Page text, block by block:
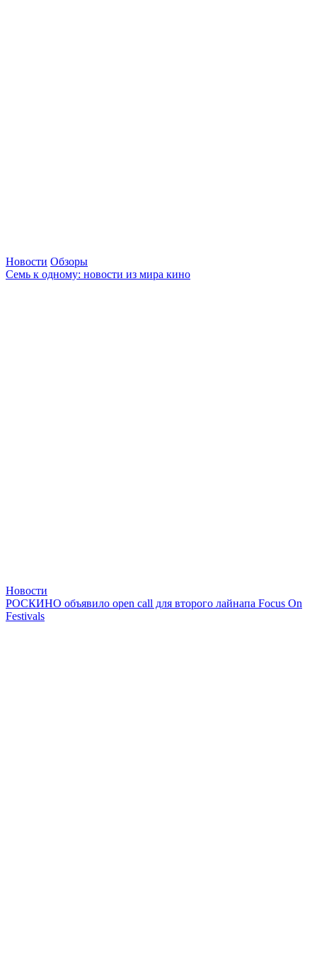
Новости Обзоры
Семь к одному: новости из мира кино
Новости
РОСКИНО объявило open call для второго лайнапа Focus On
Festivals